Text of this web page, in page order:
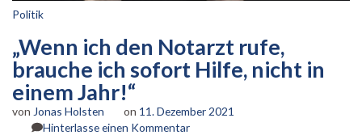
Politik
„Wenn ich den Notarzt rufe,
brauche ich sofort Hilfe, nicht in
einem Jahr!“
von Jonas Holsten on 11. Dezember 2021
Hinterlasse einen Kommentarzu